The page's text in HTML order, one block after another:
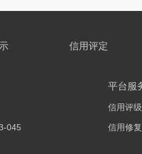
信用评定
045
平台服
信用评级
信用修复